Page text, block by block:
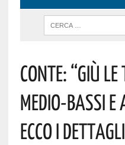
Conte: “Giù
Medio-Bassi
Ecco I Dettagli